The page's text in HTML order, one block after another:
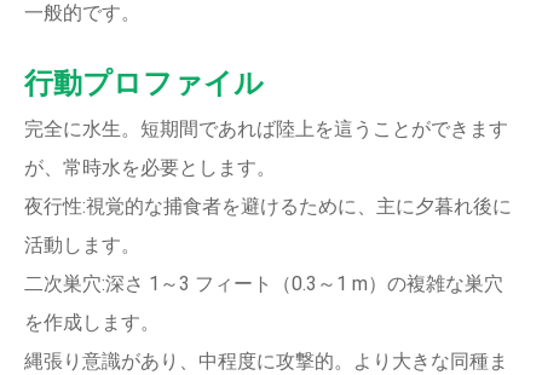
一般的です。
行動プロファイル
完全に水生。短期間であれば陸上を這うことができます
が、常時水を必要とします。
夜行性:視覚的な捕食者を避けるために、主に夕暮れ後に
活動します。
二次巣穴:深さ 1～3 フィート（0.3～1 m）の複雑な巣穴
を作成します。
縄張り意識があり、中程度に攻撃的。より大きな同種ま